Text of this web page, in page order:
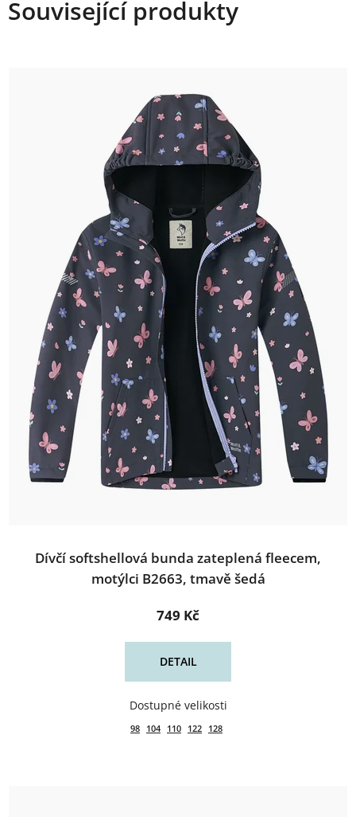
Související produkty
Dívčí softshellová bunda zateplená fleecem,
motýlci B2663, tmavě šedá
749 Kč
DETAIL
98 104 110 122 128